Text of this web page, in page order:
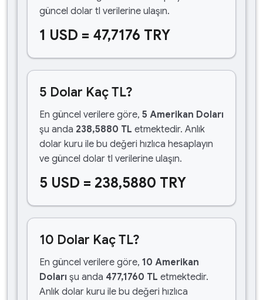
güncel dolar tl verilerine ulaşın.
1 USD = 47,7176 TRY
5 Dolar Kaç TL?
En güncel verilere göre, 5 Amerikan Doları
şu anda 238,5880 TL etmektedir. Anlık
dolar kuru ile bu değeri hızlıca hesaplayın
ve güncel dolar tl verilerine ulaşın.
5 USD = 238,5880 TRY
10 Dolar Kaç TL?
En güncel verilere göre, 10 Amerikan
Doları şu anda 477,1760 TL etmektedir.
Anlık dolar kuru ile bu değeri hızlıca